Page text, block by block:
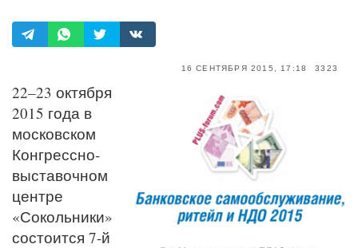
16 СЕНТЯБРЯ 2015, 17:18 3323
22–23 октября
2015 года в
московском
Конгрессно-
выставочном
центре
«Сокольники»
состоится 7-й